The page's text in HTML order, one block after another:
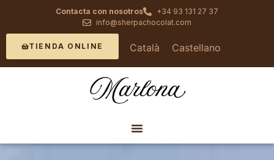
Contacta con nosotros
+34 93 131 27 37
info@sherpachocolat.com
TIENDA ONLINE Català Castellano